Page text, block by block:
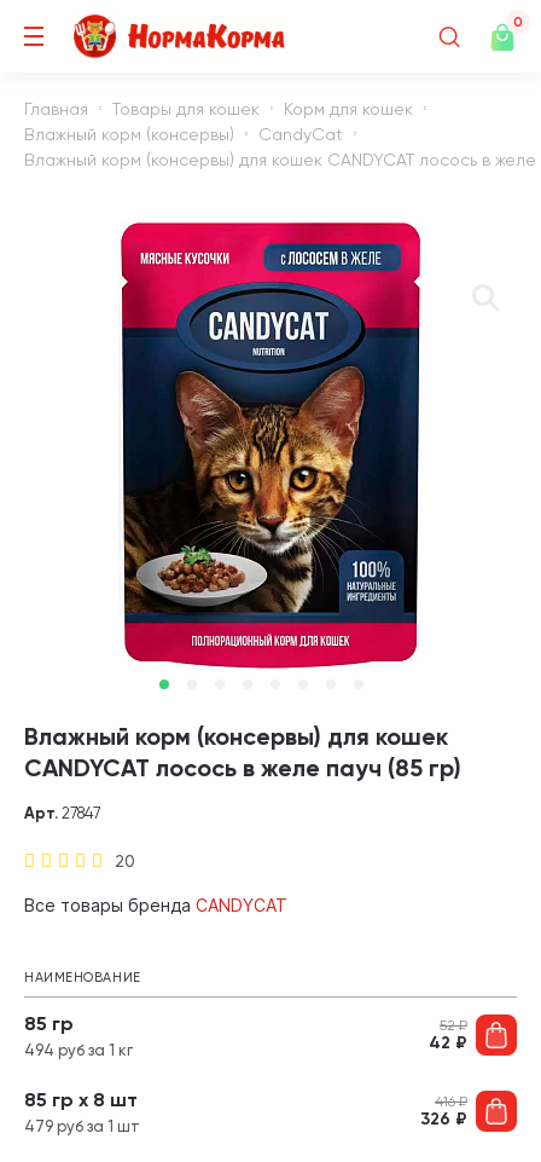
0
Главная Товары для кошек
Корм для кошек
Влажный корм (консервы)
CandyCat
Влажный корм (консервы) для кошек CANDYCAT лосось в желе
Влажный корм (консервы) для кошек
CANDYCAT лосось в желе пауч (85 гр)
20
Арт. 27847
Все товары бренда CANDYCAT
НАИМЕНОВАНИЕ
85 гр
494 руб за 1 кг
52₽
42 ₽
85 гр х 8 шт
479 руб за 1 шт
416₽
326 ₽